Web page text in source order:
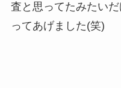
査と思ってたみたい
ってあげました(笑)